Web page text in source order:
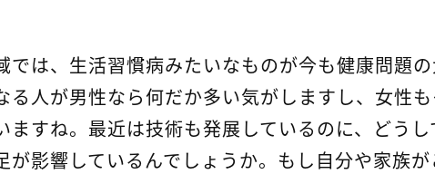
では、生活習慣病みたいなものが今も健康問題
る人が男性なら何だか多い気がしますし、女性
ますね。最近は技術も発展しているのに、どう
が影響しているんでしょうか。もし自分や家族